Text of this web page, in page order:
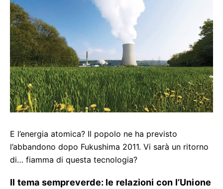
E l’energia atomica? Il popolo ne ha previsto
l’abbandono dopo Fukushima 2011. Vi sarà un ritorno
di… fiamma di questa tecnologia?
Il tema sempreverde: le relazioni con l’Unione